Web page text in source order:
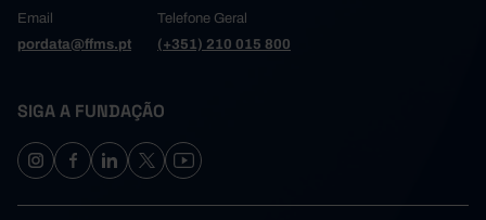
Email
pordata@ffms.pt
Telefone Geral
(+351) 210 015 800
SIGA A FUNDAÇÃO